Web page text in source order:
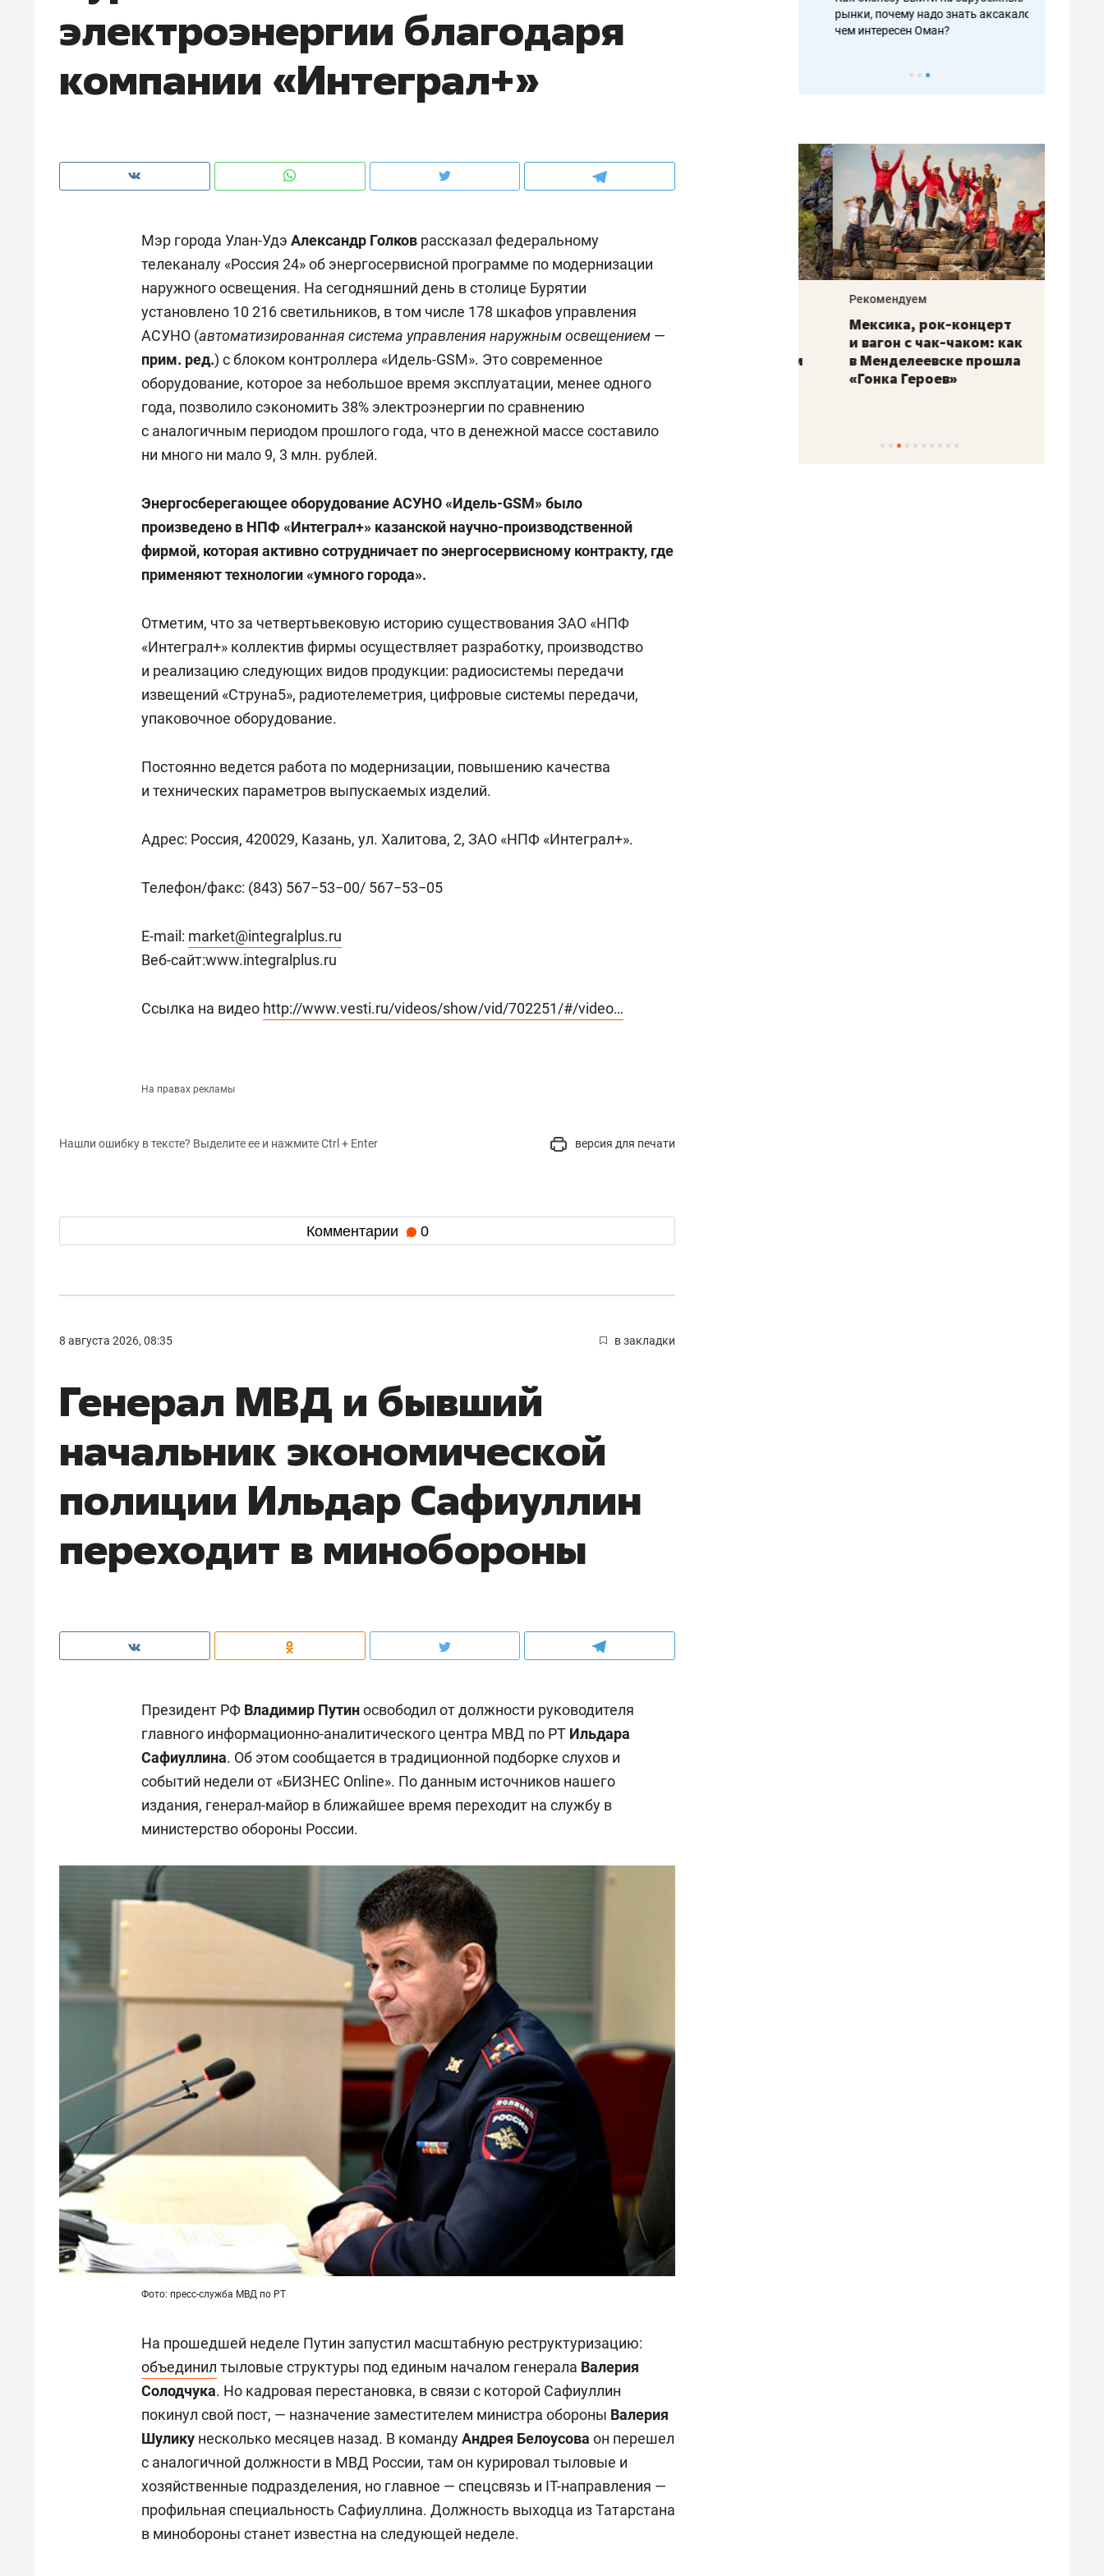
электроэнергии благодаря
компании «Интеграл+»
Мэр города Улан-Удэ Александр Голков рассказал федеральному
телеканалу «Россия 24» об энергосервисной программе по модернизации
наружного освещения. На сегодняшний день в столице Бурятии
установлено 10 216 светильников, в том числе 178 шкафов управления
АСУНО (автоматизированная система управления наружным освещением —
прим. ред.) с блоком контроллера «Идель-GSM». Это современное
оборудование, которое за небольшое время эксплуатации, менее одного
года, позволило сэкономить 38% электроэнергии по сравнению
с аналогичным периодом прошлого года, что в денежной массе составило
ни много ни мало 9, 3 млн. рублей.
Энергосберегающее оборудование АСУНО «Идель-GSM» было
произведено в НПФ «Интеграл+» казанской научно-производственной
фирмой, которая активно сотрудничает по энергосервисному контракту, где
применяют технологии «умного города».
Отметим, что за четвертьвековую историю существования ЗАО «НПФ
«Интеграл+» коллектив фирмы осуществляет разработку, производство
и реализацию следующих видов продукции: радиосистемы передачи
извещений «Струна5», радиотелеметрия, цифровые системы передачи,
упаковочное оборудование.
Постоянно ведется работа по модернизации, повышению качества
и технических параметров выпускаемых изделий.
Адрес: Россия, 420029, Казань, ул. Халитова, 2, ЗАО «НПФ «Интеграл+».
Телефон/факс: (843) 567−53−00/ 567−53−05
E-mail: market@integralplus.ru
Веб-сайт:www.integralplus.ru
Ссылка на видео http://www.vesti.ru/videos/show/vid/702251/#/video…
На правах рекламы
Нашли ошибку в тексте? Выделите ее и нажмите Ctrl + Enter версия для печати
Комментарии 0
8 августа 2026, 08:35 в закладки
Генерал МВД и бывший
начальник экономической
полиции Ильдар Сафиуллин
переходит в минобороны
Президент РФ Владимир Путиносвободил от должности руководителя
главного информационно-аналитического центра МВД по РТ Ильдара
Сафиуллина. Об этом сообщается в традиционной подборке слухов и
событий недели от «БИЗНЕС Online». По данным источников нашего
издания, генерал-майор в ближайшее время переходит на службу в
министерство обороны России.
Фото: пресс-служба МВД по РТ
На прошедшей неделе Путин запустил масштабную реструктуризацию:
объединил тыловые структуры под единым началом генерала Валерия
Солодчука. Но кадровая перестановка, в связи с которой Сафиуллин
покинул свой пост, — назначение заместителем министра обороны Валерия
Шулику несколько месяцев назад. В командуАндрея Белоусова он перешел
с аналогичной должности в МВД России, там он курировал тыловые и
хозяйственные подразделения, но главное — спецсвязь и IT-направления —
профильная специальность Сафиуллина. Должность выходца из Татарстана
в минобороны станет известна на следующей неделе.
чем интересен Оман?
о трехкратном росте цен, дотошных
клиентах и чудных запросах мастеров
налогах и развитии без кредитов
рынки, почему надо знать аксакалов и
чем интересен Оман?
Как ГК «МИР ГРУПП» и ВТБ
создают оазис жилого
комфорта под Казанью
Рекомендуем
150 камер до квартиры и Face
ID вместо ключа: какой будет
безопасность в ЖК «Нова»
Опыт выживания в дикой
природе, работа
с ментальным и физическим
состоянием как основа
антихрупких команд
Рекомендуем
Мексика, рок-концерт
и вагон с чак-чаком: как
в Менделеевске прошла
«Гонка Героев»